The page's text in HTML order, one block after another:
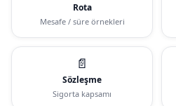
Rota
Mesafe / süre örnekleri
📄
Sözleşme
Sigorta kapsamı